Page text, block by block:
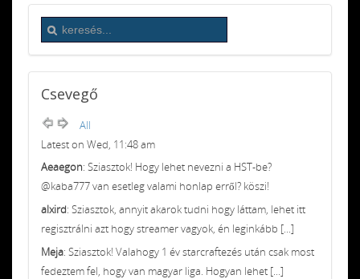
Csevegő
All
Latest on Wed, 11:48 am
Aeaegon: Sziasztok! Hogy lehet nevezni a HST-be?
@kaba777 van esetleg valami honlap erről? köszi!
alxird: Sziasztok, annyit akarok tudni hogy láttam, lehet itt
regisztrálni azt hogy streamer vagyok, én leginkább [...]
Meja: Sziasztok! Valahogy 1 év starcraftezés után csak most
fedeztem fel, hogy van magyar liga. Hogyan lehet [...]